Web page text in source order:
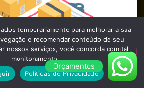
Orçamentos
temporariamente para melhorar a sua
e recomendar conteúdo de seu
nossos serviços, você concorda com tal
monitoramento.
Políticas de Privacidade